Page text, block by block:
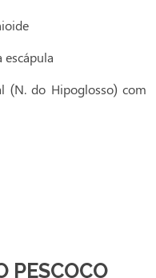
escápula
(N. do Hipoglosso) com
PESCOÇO